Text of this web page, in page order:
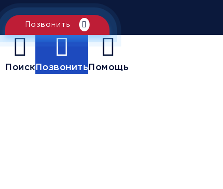
Позвонить
ПоискПозвонитьПомощь